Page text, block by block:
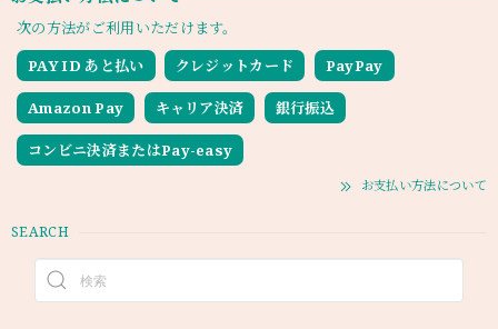
次の方法がご利用いただけます。
PAY ID あと払い
クレジットカード PayPay
Amazon Pay キャリア決済 銀行振込
コンビニ決済またはPay-easy
お支払い方法について
SEARCH